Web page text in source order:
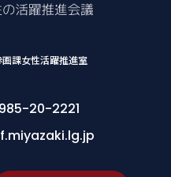
課女性活躍推進室
20-2221